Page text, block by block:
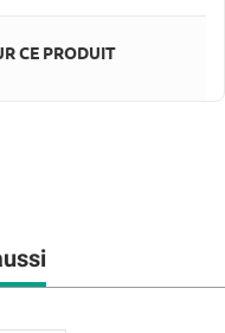
CE PRODUIT